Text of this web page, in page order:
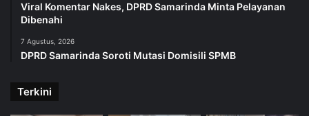
Viral Komentar Nakes, DPRD Samarinda Minta Pelayanan
Dibenahi
7 Agustus, 2026
DPRD Samarinda Soroti Mutasi Domisili SPMB
Terkini